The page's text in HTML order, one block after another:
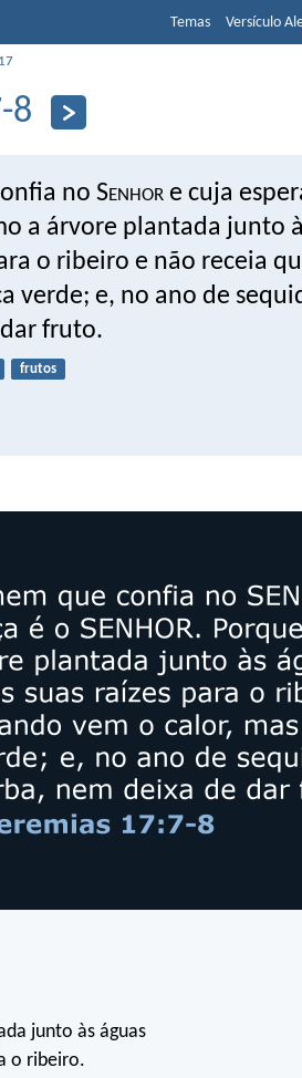
Temas Versículo
17
8
no Senhor e cuja
a árvore plantada junto
o ribeiro e não receia
verde; e, no ano de
fruto.
frutos
junto às águas
o ribeiro.